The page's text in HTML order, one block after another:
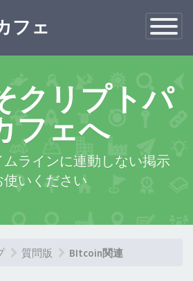
Toggle
フェ
クリプトパ
フェへ
ラインに連動しない掲示
いください
質問版 BItcoin関連